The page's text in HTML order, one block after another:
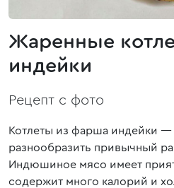
Жаренные
индейки
Рецепт с фото
Котлеты из фарша индейки
разнообразить привычный
Индюшиное мясо имеет
содержит много калорий и